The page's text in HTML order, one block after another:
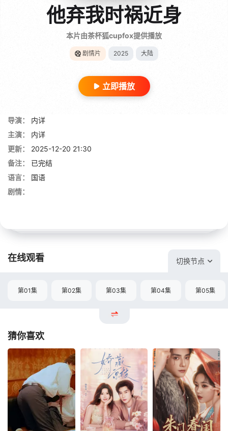
他弃我时祸近身
本片由茶杯狐cupfox提供播放
剧情片 2025 大陆
立即播放
导演：
内详
主演：
内详
更新：
2025-12-20 21:30
备注：
已完结
语言：
国语
剧情：
在线观看 切换节点
第01集 第02集 第03集 第04集 第05集
猜你喜欢